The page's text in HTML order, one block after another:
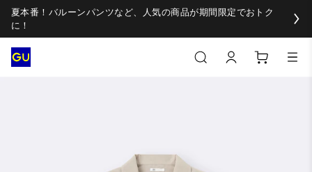
夏本番！バルーンパンツなど、人気の商品が期間限定でおトク
に！